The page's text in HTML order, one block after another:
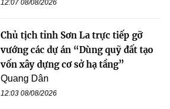
12:07 08/08/2026
Chủ tịch tỉnh Sơn La trực tiếp gỡ
vướng các dự án “Dùng quỹ đất tạo
vốn xây dựng cơ sở hạ tầng”
Quang Dân
12:03 08/08/2026